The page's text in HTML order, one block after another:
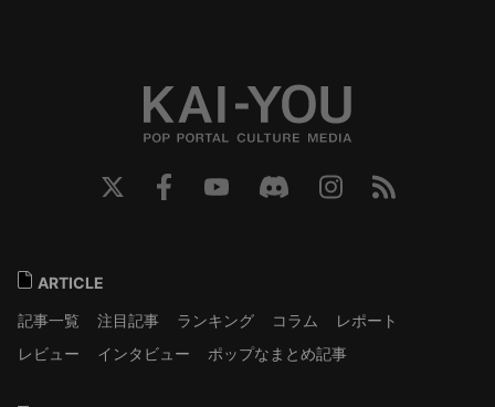
ARTICLE
記事一覧
注目記事 ランキング コラム
レポート
レビュー
インタビュー ポップなまとめ記事